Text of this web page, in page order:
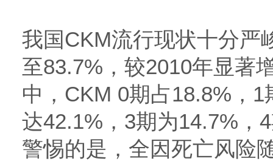
我国CKM流行现状十分严
至83.7%，较2010年显著
中，CKM 0期占18.8%，
达42.1%，3期为14.7%，
警惕的是，全因死亡风险